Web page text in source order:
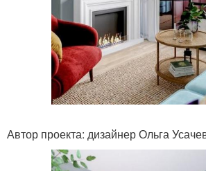
Автор проекта: дизайнер Ольга